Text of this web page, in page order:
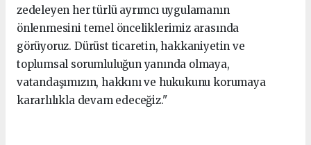
zedeleyen her türlü ayrımcı uygulamanın
önlenmesini temel önceliklerimiz arasında
görüyoruz. Dürüst ticaretin, hakkaniyetin ve
toplumsal sorumluluğun yanında olmaya,
vatandaşımızın, hakkını ve hukukunu korumaya
kararlılıkla devam edeceğiz."